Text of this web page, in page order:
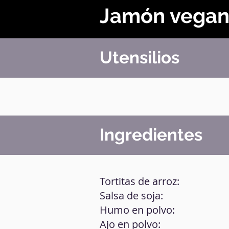
Jamón
Utensilios
Ingredientes
Tortitas de arroz:
Salsa de soja:
Humo en polvo:
Ajo en polvo: